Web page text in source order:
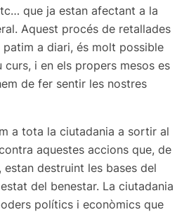
que ja estan afectant a la
Aquest procés de retallades
a diari, és molt possible
curs, i en els propers mesos es
de fer sentir les nostres
a tota la ciutadania a sortir al
aquestes accions que, de
destruint les bases del
del benestar. La ciutadania
polítics i econòmics que